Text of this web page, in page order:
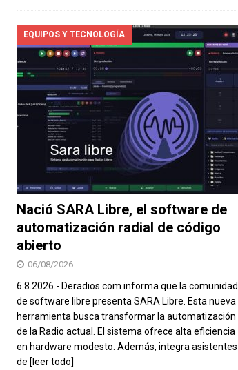
EQUIPOS Y TECNOLOGÍA
Nació SARA Libre, el software de
automatización radial de código
abierto
06/08/2026
6.8.2026.- Deradios.com informa que la comunidad
de software libre presenta SARA Libre. Esta nueva
herramienta busca transformar la automatización
de la Radio actual. El sistema ofrece alta eficiencia
en hardware modesto. Además, integra asistentes
de [leer todo]